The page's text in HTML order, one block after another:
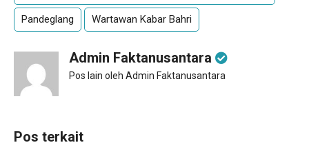
Pandeglang Wartawan Kabar Bahri
Admin Faktanusantara
Pos lain oleh Admin Faktanusantara
Pos terkait